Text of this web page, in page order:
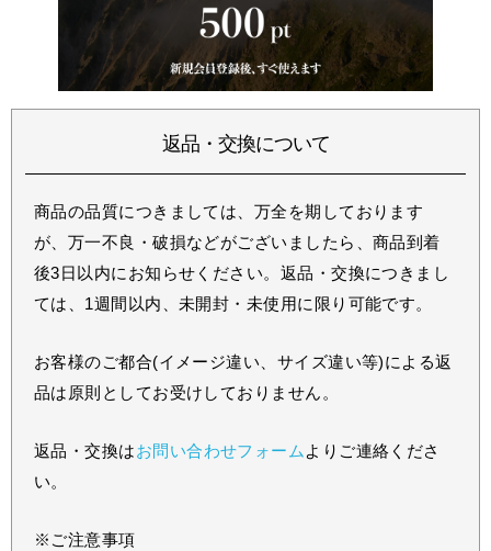
返品・交換について
商品の品質につきましては、万全を期しております
が、万一不良・破損などがございましたら、商品到着
後3日以内にお知らせください。返品・交換につきまし
ては、1週間以内、未開封・未使用に限り可能です。
お客様のご都合(イメージ違い、サイズ違い等)による返
品は原則としてお受けしておりません。
返品・交換はお問い合わせフォーム よりご連絡くださ
い。
※ご注意事項